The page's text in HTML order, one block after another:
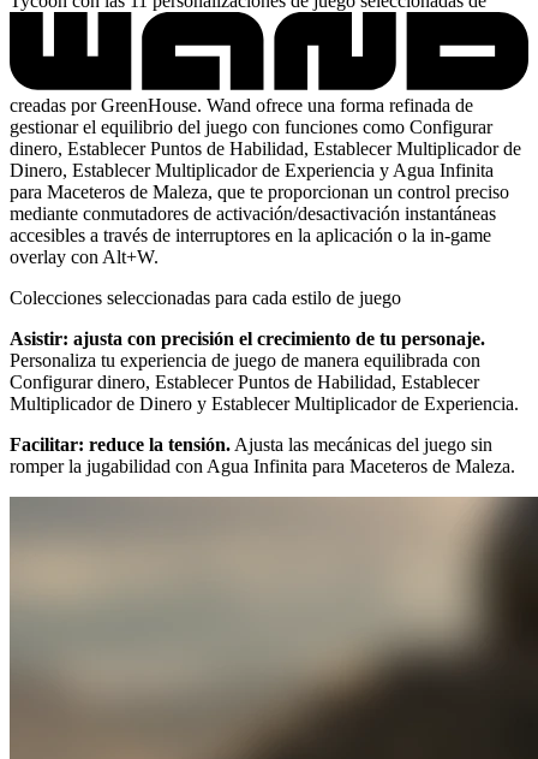
creadas por GreenHouse. Wand ofrece una forma refinada de
gestionar el equilibrio del juego con funciones como Configurar
dinero, Establecer Puntos de Habilidad, Establecer Multiplicador de
Dinero, Establecer Multiplicador de Experiencia y Agua Infinita
para Maceteros de Maleza, que te proporcionan un control preciso
mediante conmutadores de activación/desactivación instantáneas
accesibles a través de interruptores en la aplicación o la in-game
overlay con Alt+W.
Colecciones seleccionadas para cada estilo de juego
Asistir: ajusta con precisión el crecimiento de tu personaje.
Personaliza tu experiencia de juego de manera equilibrada con
Configurar dinero, Establecer Puntos de Habilidad, Establecer
Multiplicador de Dinero y Establecer Multiplicador de Experiencia.
Facilitar: reduce la tensión. Ajusta las mecánicas del juego sin
romper la jugabilidad con Agua Infinita para Maceteros de Maleza.